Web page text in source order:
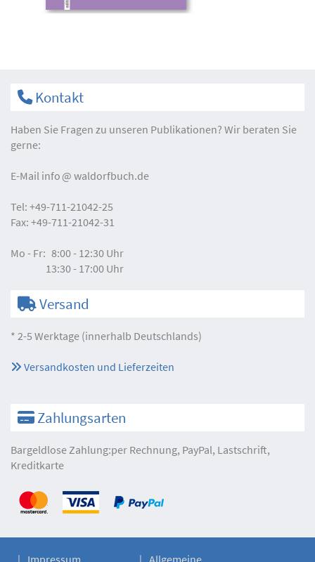
Kontakt
Haben Sie Fragen zu unseren Publikationen? Wir beraten Sie
gerne:
E-Mail info waldorfbuch.de
Tel: +49-711-21042-25
Fax: +49-711-21042-31
Mo - Fr: 8:00 - 12:30 Uhr
13:30 - 17:00 Uhr
Versand
* 2-5 Werktage (innerhalb Deutschlands)
Versandkosten und Lieferzeiten
Zahlungsarten
Bargeldlose Zahlung:per Rechnung, PayPal, Lastschrift,
Kreditkarte
Impressum Allgemeine